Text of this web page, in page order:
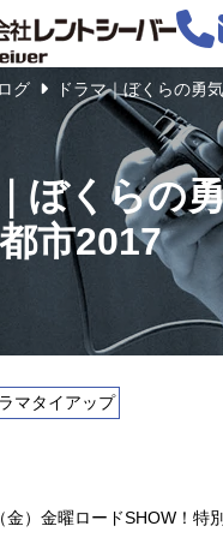
グ ドラマ｜ぼくらの勇
ぼくらの
市2017
マタイアップ
金）金曜ロードSHOW！特